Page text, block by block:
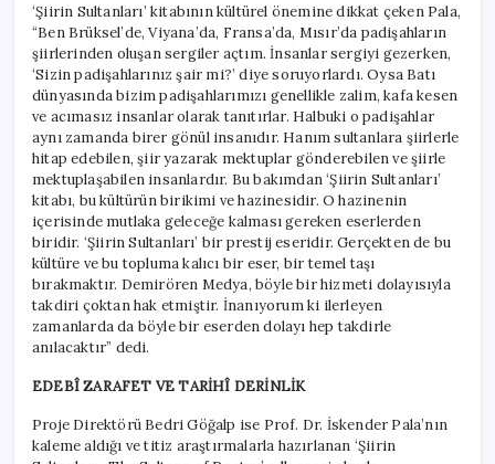
‘Şiirin Sultanları’ kitabının kültürel önemine dikkat çeken Pala,
“Ben Brüksel’de, Viyana’da, Fransa’da, Mısır’da padişahların
şiirlerinden oluşan sergiler açtım. İnsanlar sergiyi gezerken,
‘Sizin padişahlarınız şair mi?’ diye soruyorlardı. Oysa Batı
dünyasında bizim padişahlarımızı genellikle zalim, kafa kesen
ve acımasız insanlar olarak tanıtırlar. Halbuki o padişahlar
aynı zamanda birer gönül insanıdır. Hanım sultanlara şiirlerle
hitap edebilen, şiir yazarak mektuplar gönderebilen ve şiirle
mektuplaşabilen insanlardır. Bu bakımdan ‘Şiirin Sultanları’
kitabı, bu kültürün birikimi ve hazinesidir. O hazinenin
içerisinde mutlaka geleceğe kalması gereken eserlerden
biridir. ‘Şiirin Sultanları’ bir prestij eseridir. Gerçekten de bu
kültüre ve bu topluma kalıcı bir eser, bir temel taşı
bırakmaktır. Demirören Medya, böyle bir hizmeti dolayısıyla
takdiri çoktan hak etmiştir. İnanıyorum ki ilerleyen
zamanlarda da böyle bir eserden dolayı hep takdirle
anılacaktır” dedi.
EDEBÎ ZARAFET VE TARİHÎ DERİNLİK
Proje Direktörü Bedri Göğalp ise Prof. Dr. İskender Pala’nın
kaleme aldığı ve titiz araştırmalarla hazırlanan ‘Şiirin